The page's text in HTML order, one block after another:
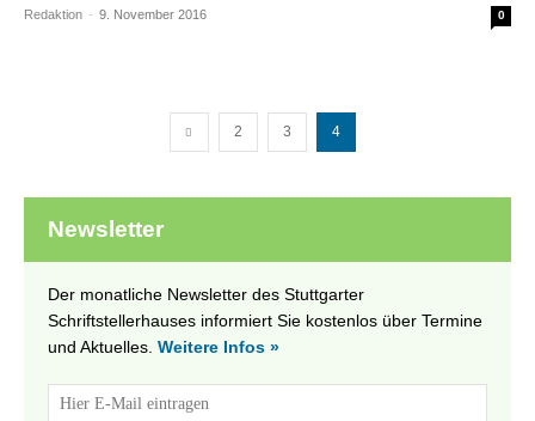
Redaktion - 9. November 2016 0
2 3 4
Newsletter
Der monatliche Newsletter des Stuttgarter
Schriftstellerhauses informiert Sie kostenlos über Termine
und Aktuelles. Weitere Infos »